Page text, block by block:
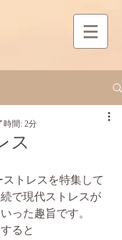
ス
時間: 2分
トレスを特集して
で現代ストレスが
った趣旨です。
ると